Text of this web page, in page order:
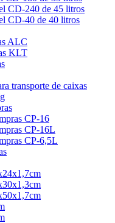
CD-240 de 45 litros
CD-40 de 40 litros
ALC
KLT
transporte de caixas
CP-16
CP-16L
CP-6,5L